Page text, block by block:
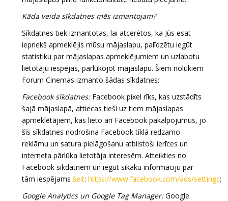
Kāda veida sīkdatnes mēs izmantojam?
Sīkdatnes tiek izmantotas, lai atcerētos, ka Jūs esat
iepriekš apmeklējis mūsu mājaslapu, palīdzētu iegūt
statistiku par mājaslapas apmeklējumiem un uzlabotu
lietotāju iespējas, pārlūkojot mājaslapu. Šiem nolūkiem
Forum Cinemas izmanto šādas sīkdatnes:
Facebook sīkdatnes:Facebook pixel rīks, kas uzstādīts
šajā mājaslapā, attiecas tieši uz tiem mājaslapas
apmeklētājiem, kas lieto arī Facebook pakalpojumus, jo
šīs sīkdatnes nodrošina Facebook tīklā redzamo
reklāmu un satura pielāgošanu atbilstoši ierīces un
interneta pārlūka lietotāja interesēm. Atteikties no
Facebook sīkdatnēm un iegūt sīkāku informāciju par
tām iespējams šeit: https://www.facebook.com/ads/settings;
Google Analytics un Google Tag Manager:Google